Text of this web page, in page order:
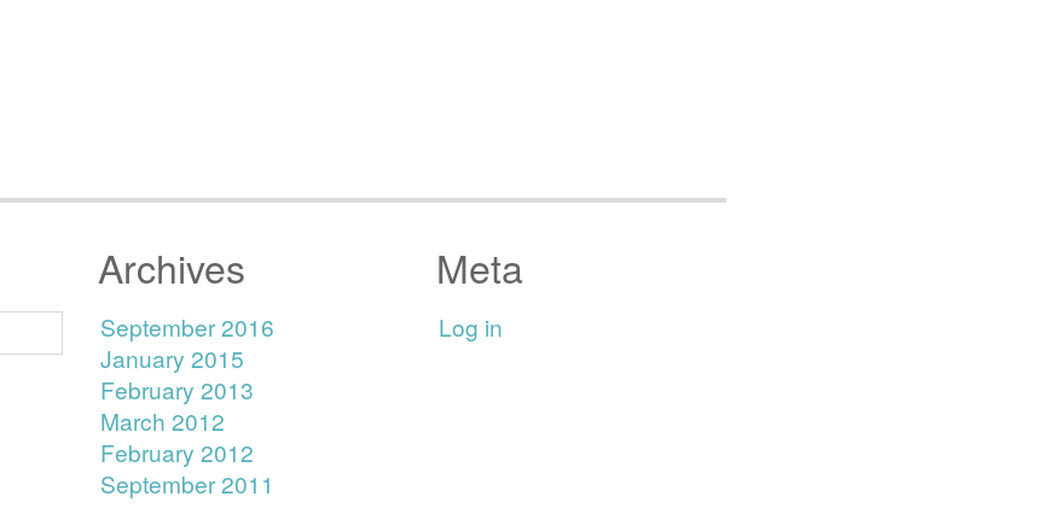
Archives
September 2016
January 2015
February 2013
March 2012
February 2012
September 2011
Meta
Log in